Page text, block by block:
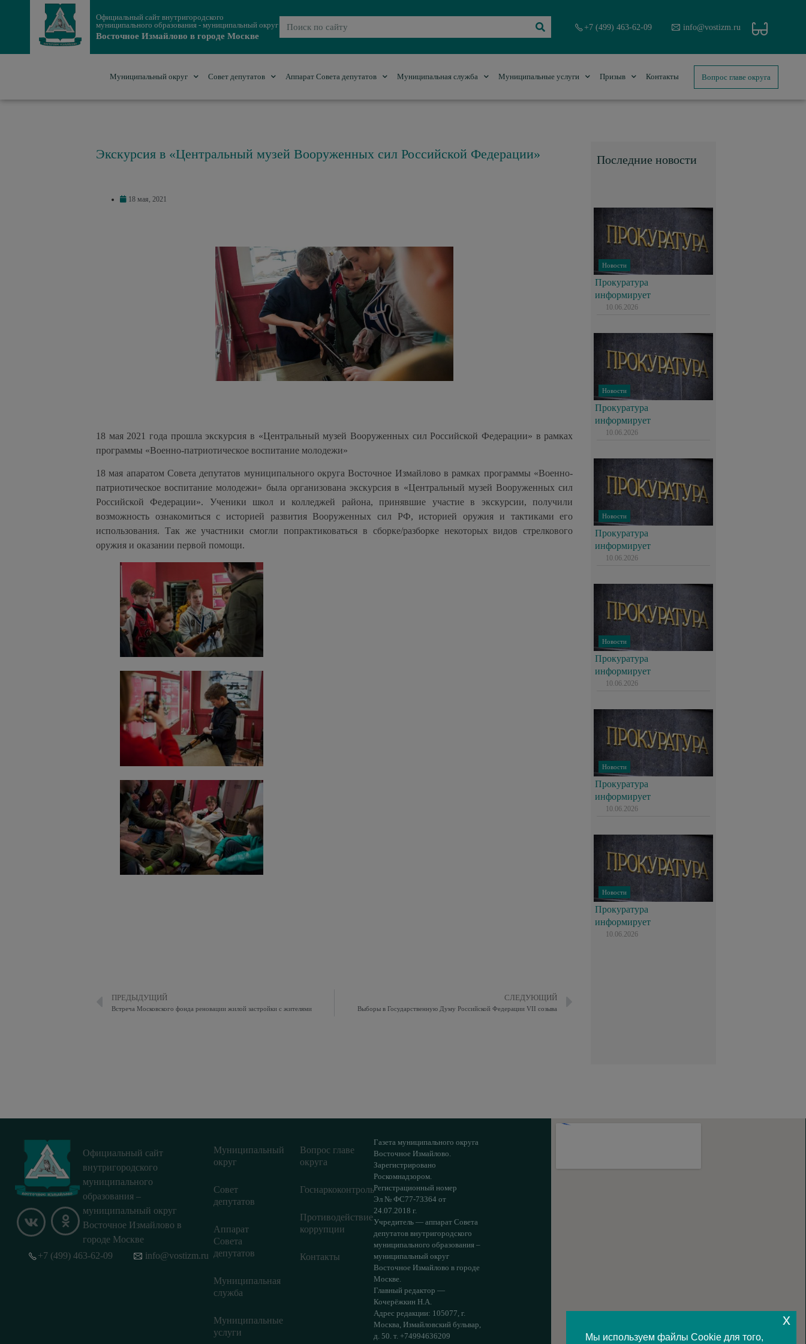
Официальный сайт внутригородского
муниципального образования - муниципальный округ
Восточное Измайлово в городе Москве
+7 (499) 463-62-09 info@vostizm.ru
Муниципальный округ Совет депутатов Аппарат Совета депутатов Муниципальная служба Муниципальные услуги Призыв Контакты Вопрос главе округа
Экскурсия в «Центральный музей Вооруженных сил Российской Федерации»
18 мая, 2021
18 мая 2021 года прошла экскурсия в «Центральный музей Вооруженных сил Российской Федерации» в рамках
программы «Военно-патриотическое воспитание молодежи»
18 мая апаратом Совета депутатов муниципального округа Восточное Измайлово в рамках программы «Военно-
патриотическое воспитание молодежи» была организована экскурсия в «Центральный музей Вооруженных сил
Российской Федерации». Ученики школ и колледжей района, принявшие участие в экскурсии, получили
возможность ознакомиться с историей развития Вооруженных сил РФ, историей оружия и тактиками его
использования. Так же участники смогли попрактиковаться в сборке/разборке некоторых видов стрелкового
оружия и оказании первой помощи.
ПРЕДЫДУЩИЙ
Встреча Московского фонда реновации жилой застройки с жителями
СЛЕДУЮЩИЙ
Выборы в Государственную Думу Российской Федерации VII созыва
Последние новости
Новости
Прокуратура
информирует
10.06.2026
Новости
Прокуратура
информирует
10.06.2026
Новости
Прокуратура
информирует
10.06.2026
Новости
Прокуратура
информирует
10.06.2026
Новости
Прокуратура
информирует
10.06.2026
Новости
Прокуратура
информирует
10.06.2026
Официальный сайт
внутригородского
муниципального
образования –
муниципальный округ
Восточное Измайлово в
городе Москве
Муниципальный
округ
Совет
депутатов
Аппарат
Совета
депутатов
Муниципальная
служба
Муниципальные
услуги
Вопрос главе
округа
Госнаркоконтроль
Противодействие
коррупции
Контакты
Газета муниципального округа
Восточное Измайлово.
Зарегистрировано
Роскомнадзором.
Регистрационный номер
Эл № ФС77-73364 от
24.07.2018 г.
Учредитель — аппарат Совета
депутатов внутригородского
муниципального образования –
муниципальный округ
Восточное Измайлово в городе
Москве.
Главный редактор —
Кочерёжкин Н.А.
Адрес редакции: 105077, г.
Москва, Измайловский бульвар,
д. 50. т. +74994636209
+7 (499) 463-62-09 info@vostizm.ru
Мы используем файлы Cookie для того,
x